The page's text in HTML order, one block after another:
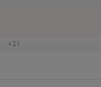
v.21